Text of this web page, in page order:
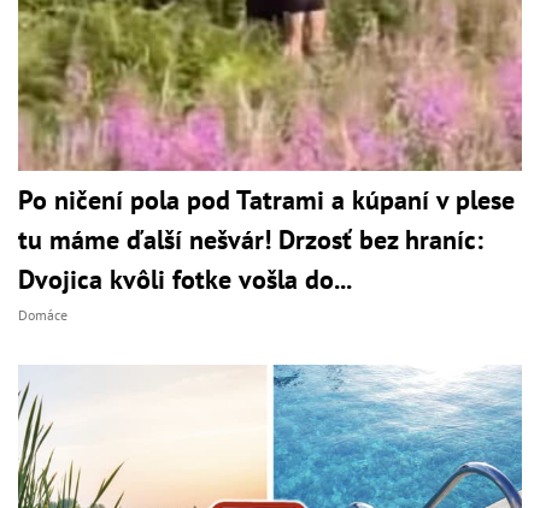
Po ničení pola pod Tatrami a kúpaní v plese
tu máme ďalší nešvár! Drzosť bez hraníc:
Dvojica kvôli fotke vošla do...
Domáce